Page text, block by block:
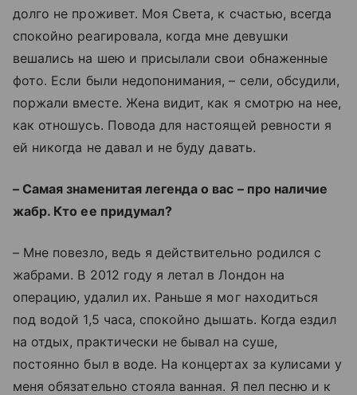
долго не проживет. Моя Света, к счастью, всегда
спокойно реагировала, когда мне девушки
вешались на шею и присылали свои обнаженные
фото. Если были недопонимания, – сели, обсудили,
поржали вместе. Жена видит, как я смотрю на нее,
как отношусь. Повода для настоящей ревности я
ей никогда не давал и не буду давать.
– Самая знаменитая легенда о вас – про наличие
жабр. Кто ее придумал?
– Мне повезло, ведь я действительно родился с
жабрами. В 2012 году я летал в Лондон на
операцию, удалил их. Раньше я мог находиться
под водой 1,5 часа, спокойно дышать. Когда ездил
на отдых, практически не бывал на суше,
постоянно был в воде. На концертах за кулисами у
меня обязательно стояла ванная. Я пел песню и к